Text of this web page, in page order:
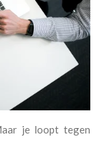
je loopt tegen